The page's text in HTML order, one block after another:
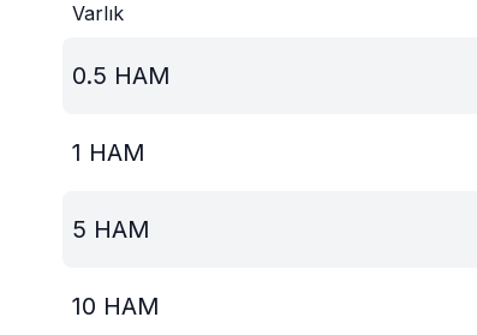
Varlık
0.5 HAM
1 HAM
5 HAM
10 HAM